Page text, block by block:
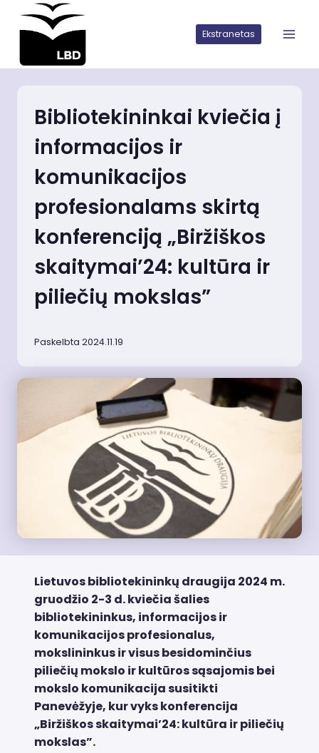
pereiti
turinio
Ekstranetas
Bibliotekininkai kviečia į
informacijos ir
komunikacijos
profesionalams skirtą
konferenciją „Biržiškos
skaitymai’24: kultūra ir
piliečių mokslas”
Paskelbta 2024.11.19
Lietuvos bibliotekininkų draugija 2024 m.
gruodžio 2-3 d. kviečia šalies
bibliotekininkus, informacijos ir
komunikacijos profesionalus,
mokslininkus ir visus besidominčius
piliečių mokslo ir kultūros sąsajomis bei
mokslo komunikacija susitikti
Panevėžyje, kur vyks konferencija
„Biržiškos skaitymai’24: kultūra ir piliečių
mokslas”.